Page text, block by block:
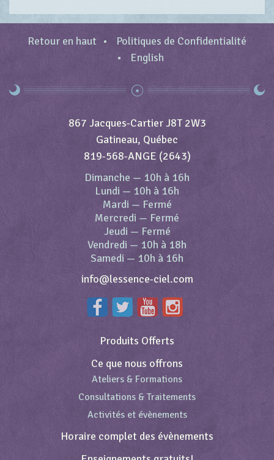
Retour en haut
Politiques de Confidentialité
English
867 Jacques-Cartier J8T 2W3
Gatineau, Québec
819-568-ANGE (2643)
Dimanche — 10h à 16h
Lundi — 10h à 16h
Mardi — Fermé
Mercredi — Fermé
Jeudi — Fermé
Vendredi — 10h à 18h
Samedi — 10h à 16h
info@lessence-ciel.com
Produits Offerts
Ce que nous offrons
Ateliers & Formations
Consultations & Traitements
Activités et évènements
Horaire complet des évènements